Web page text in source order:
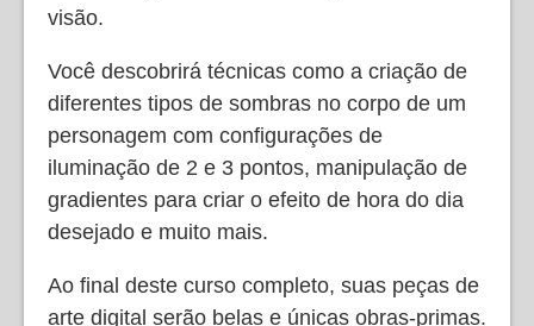
visão.
Você descobrirá técnicas como a criação de
diferentes tipos de sombras no corpo de um
personagem com configurações de
iluminação de 2 e 3 pontos, manipulação de
gradientes para criar o efeito de hora do dia
desejado e muito mais.
Ao final deste curso completo, suas peças de
arte digital serão belas e únicas obras-primas.